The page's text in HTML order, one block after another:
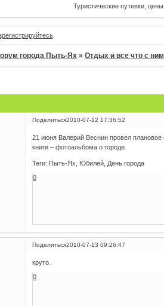
Туристические путевки, цены
.
города Пыть-Ях »Отдых и все что с
Поделиться2010-07-12 17:36:52
21 июня Валерий Веснин провел
книги – фотоальбома о городе.
Теги: Пыть-Ях, Юбилей, День города
0
Поделиться2010-07-13 09:26:47
круто.
0